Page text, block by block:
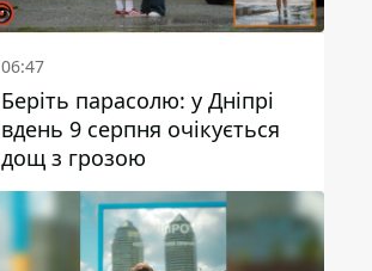
06:47
Беріть парасолю: у Дніпрі
вдень 9 серпня очікується
дощ з грозою